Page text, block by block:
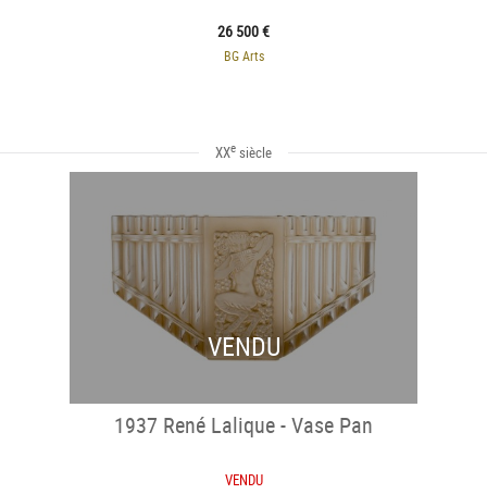
26 500 €
BG Arts
XXe siècle
VENDU
1937 René Lalique - Vase Pan
VENDU